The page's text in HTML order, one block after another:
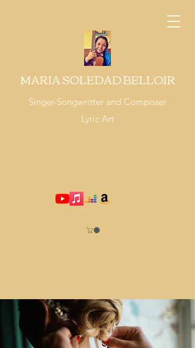
MARIA SOLEDAD BELLOIR
Singer-Songwritter and Composer
Lyric Art